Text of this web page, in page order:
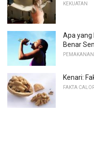
KEKUATAN
Apa yang
Benar
PEMAKANAN
Kenari:
FAKTA